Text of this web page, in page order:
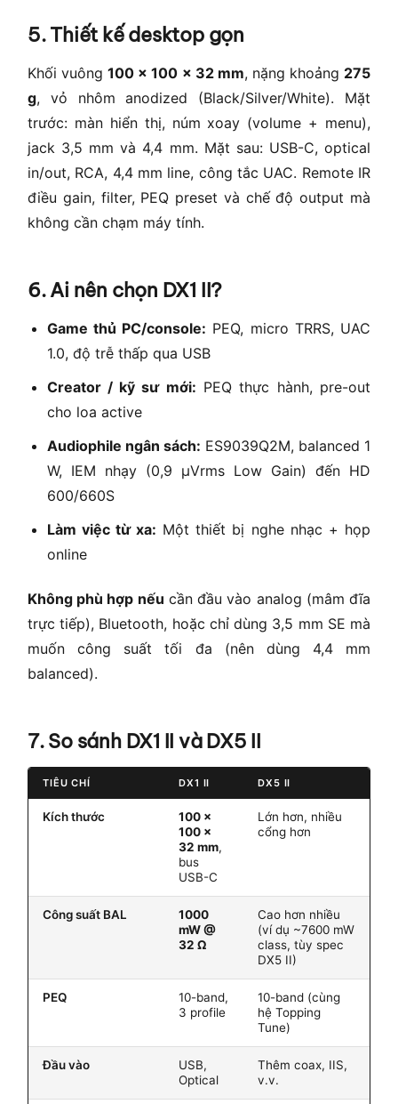
5. Thiết kế desktop gọn
Khối vuông100 × 100 × 32 mm, nặng khoảng 275
g, vỏ nhôm anodized (Black/Silver/White). Mặt
trước: màn hiển thị, núm xoay (volume + menu),
jack 3,5 mm và 4,4 mm. Mặt sau: USB-C, optical
in/out, RCA, 4,4 mm line, công tắc UAC. Remote IR
điều gain, filter, PEQ preset và chế độ output mà
không cần chạm máy tính.
6. Ai nên chọn DX1 II?
Game thủ PC/console: PEQ, micro TRRS, UAC
1.0, độ trễ thấp qua USB
Creator / kỹ sư mới: PEQ thực hành, pre-out
cho loa active
Audiophile ngân sách: ES9039Q2M, balanced 1
W, IEM nhạy (0,9 µVrms Low Gain) đến HD
600/660S
Làm việc từ xa: Một thiết bị nghe nhạc + họp
online
Không phù hợp nếu cần đầu vào analog (mâm đĩa
trực tiếp), Bluetooth, hoặc chỉ dùng 3,5 mm SE mà
muốn công suất tối đa (nên dùng 4,4 mm
balanced).
7. So sánh DX1 II và DX5 II
TIÊU CHÍ DX1 II DX5 II
Kích thước
100 ×
100 ×
32 mm,
bus
USB-C
Lớn hơn, nhiều
cổng hơn
Công suất BAL
1000
mW @
32 Ω
Cao hơn nhiều
(ví dụ ~7600 mW
class, tùy spec
DX5 II)
PEQ
10-band,
3 profile
10-band (cùng
hệ Topping
Tune)
Đầu vào
USB,
Optical
Thêm coax, IIS,
v.v.